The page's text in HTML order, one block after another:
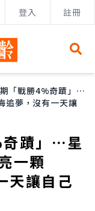
登入 註冊
「戰勝4%奇蹟」…
追夢，沒有一天讓
奇蹟」…星
一顆
天讓自己